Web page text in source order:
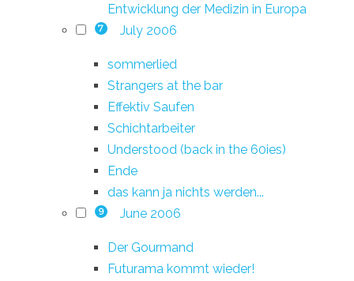
Entwicklung der Medizin in Europa
7 July 2006
sommerlied
Strangers at the bar
Effektiv Saufen
Schichtarbeiter
Understood (back in the 60ies)
Ende
das kann ja nichts werden...
9 June 2006
Der Gourmand
Futurama kommt wieder!